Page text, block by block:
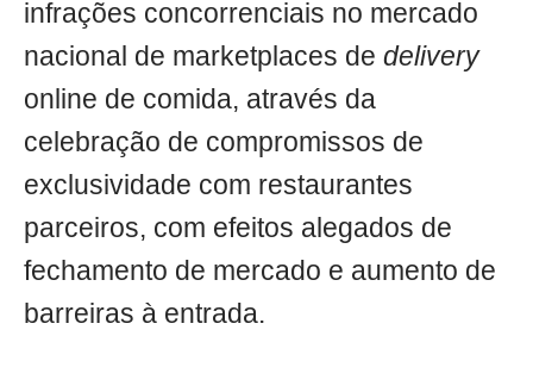
infrações concorrenciais no mercado
nacional de marketplaces de delivery
online de comida, através da
celebração de compromissos de
exclusividade com restaurantes
parceiros, com efeitos alegados de
fechamento de mercado e aumento de
barreiras à entrada.